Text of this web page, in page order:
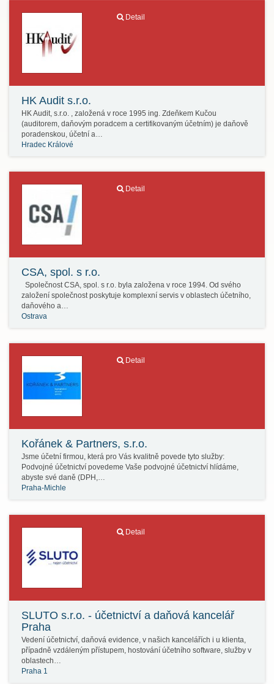
Detail
HK Audit s.r.o.
HK Audit, s.r.o. , založená v roce 1995 ing. Zdeňkem Kučou
(auditorem, daňovým poradcem a certifikovaným účetním) je daňově
poradenskou, účetní a…
Hradec Králové
Detail
CSA, spol. s r.o.
Společnost CSA, spol. s r.o. byla založena v roce 1994. Od svého
založení společnost poskytuje komplexní servis v oblastech účetního,
daňového a…
Ostrava
Detail
Kořánek & Partners, s.r.o.
Jsme účetní firmou, která pro Vás kvalitně povede tyto služby:
Podvojné účetnictví povedeme Vaše podvojné účetnictví hlídáme,
abyste své daně (DPH,…
Praha-Michle
Detail
SLUTO s.r.o. - účetnictví a daňová kancelář
Praha
Vedení účetnictví, daňová evidence, v našich kancelářích i u klienta,
případně vzdáleným přístupem, hostování účetního software, služby v
oblastech…
Praha 1